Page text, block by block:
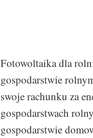
Fotowoltaika dla
gospodarstwie
swoje rachunku za
gospodarstwach
gospodarstwie